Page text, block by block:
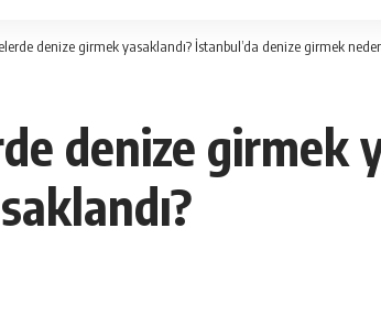
denize girmek yasaklandı? İstanbul’da denize girmek
denize girmek